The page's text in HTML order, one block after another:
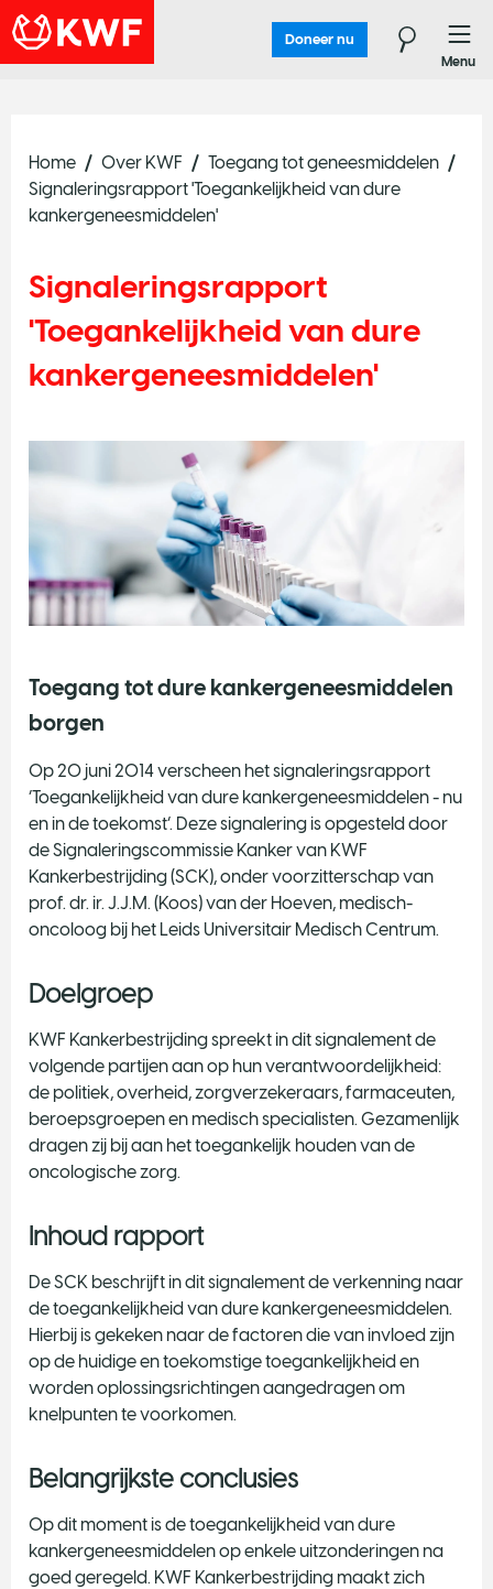
Doneer nu
Menu
Home Over KWF
Toegang tot geneesmiddelen
Signaleringsrapport 'Toegankelijkheid van dure
kankergeneesmiddelen'
Signaleringsrapport
'Toegankelijkheid van dure
kankergeneesmiddelen'
Toegang tot dure kankergeneesmiddelen
borgen
Op 20 juni 2014 verscheen het signaleringsrapport
‘Toegankelijkheid van dure kankergeneesmiddelen - nu
en in de toekomst’. Deze signalering is opgesteld door
de Signaleringscommissie Kanker van KWF
Kankerbestrijding (SCK), onder voorzitterschap van
prof. dr. ir. J.J.M. (Koos) van der Hoeven, medisch-
oncoloog bij het Leids Universitair Medisch Centrum.
Doelgroep
KWF Kankerbestrijding spreekt in dit signalement de
volgende partijen aan op hun verantwoordelijkheid:
de politiek, overheid, zorgverzekeraars, farmaceuten,
beroepsgroepen en medisch specialisten. Gezamenlijk
dragen zij bij aan het toegankelijk houden van de
oncologische zorg.
Inhoud rapport
De SCK beschrijft in dit signalement de verkenning naar
de toegankelijkheid van dure kankergeneesmiddelen.
Hierbij is gekeken naar de factoren die van invloed zijn
op de huidige en toekomstige toegankelijkheid en
worden oplossingsrichtingen aangedragen om
knelpunten te voorkomen.
Belangrijkste conclusies
Op dit moment is de toegankelijkheid van dure
kankergeneesmiddelen op enkele uitzonderingen na
goed geregeld. KWF Kankerbestrijding maakt zich